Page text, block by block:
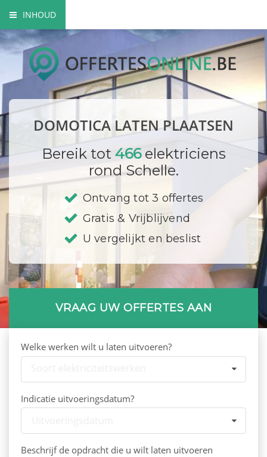
INHOUD
Wat is domotica?
Voordelen van domotica
Domotica toepassingen
Domotica opbouw
Bedrijf registreren
DOMOTICA LATEN PLAATSEN
Bereik tot 466elektriciens
rond Schelle.
Ontvang tot 3 offertes
Gratis & Vrijblijvend
U vergelijkt en beslist
VRAAG UW OFFERTES AAN
Welke werken wilt u laten uitvoeren?
Indicatie uitvoeringsdatum?
Beschrijf de opdracht die u wilt laten uitvoeren